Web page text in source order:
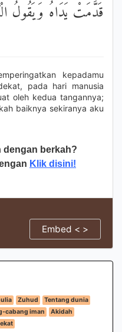
قَدَّمَتْ يَدَاهُ وَيَقُولُ
kepadamu
pada hari manusia
oleh kedua tangannya;
baiknya sekiranya aku
dengan berkah?
Klik disini!
Embed < >
Zuhud
Tentang dunia
cabang iman
Akidah